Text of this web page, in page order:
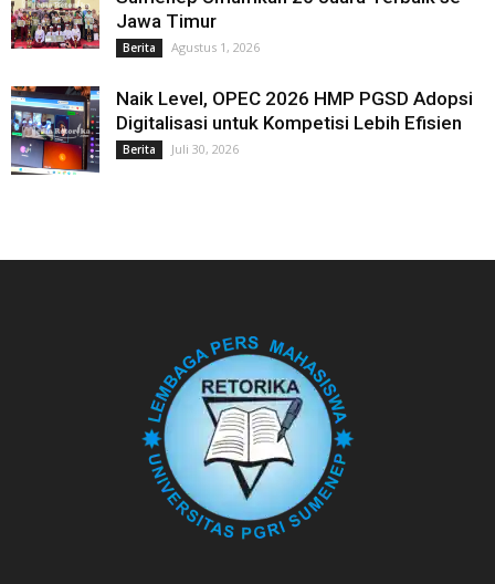
Jawa Timur
Berita Agustus 1, 2026
Naik Level, OPEC 2026 HMP PGSD Adopsi
Digitalisasi untuk Kompetisi Lebih Efisien
Berita Juli 30, 2026